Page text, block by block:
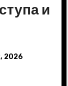
и
2026